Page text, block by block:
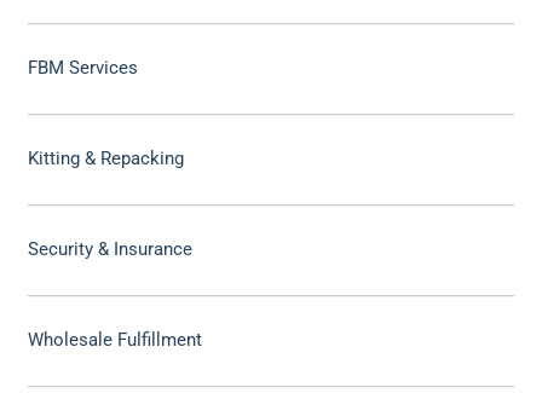
FBM Services
Kitting & Repacking
Security & Insurance
Wholesale Fulfillment